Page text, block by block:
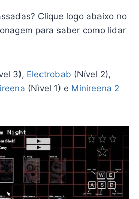
Clique logo abaixo no
para saber como lidar
3), Electrobab (Nível 2),
(Nìvel 1) e Minireena 2